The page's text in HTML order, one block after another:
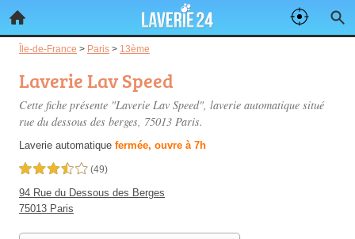
Île-de-France > Paris > 13ème
Laverie Lav Speed
Cette fiche présente "Laverie Lav Speed", laverie automatique situé
rue du dessous des berges, 75013 Paris.
Laverie automatique fermée, ouvre à 7h
3,5 étoiles sur 5 (49)
94 Rue du Dessous des Berges
75013 Paris